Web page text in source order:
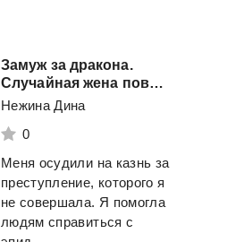
Замуж за дракона.
Случайная жена повелителя
Нежина Дина
0
Меня осудили на казнь за
преступление, которого я
не совершала. Я помогла
людям справиться с